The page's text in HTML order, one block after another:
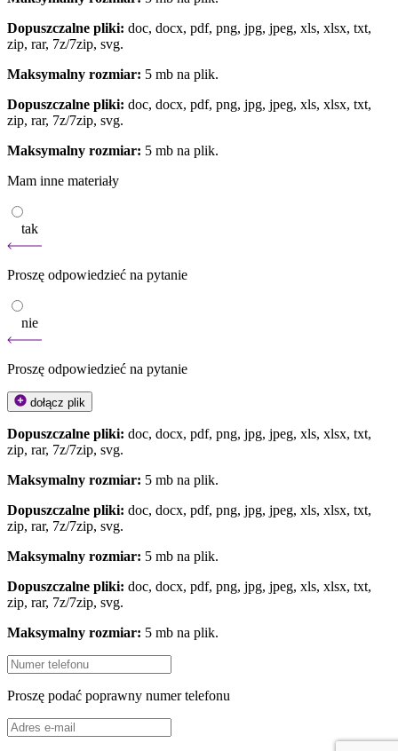
Dopuszczalne pliki: doc, docx, pdf, png, jpg, jpeg, xls, xlsx, txt,
zip, rar, 7z/7zip, svg.
Maksymalny rozmiar: 5 mb na plik.
Dopuszczalne pliki: doc, docx, pdf, png, jpg, jpeg, xls, xlsx, txt,
zip, rar, 7z/7zip, svg.
Maksymalny rozmiar: 5 mb na plik.
Mam inne materiały
tak
Proszę odpowiedzieć na pytanie
nie
Proszę odpowiedzieć na pytanie
dołącz plik
Dopuszczalne pliki: doc, docx, pdf, png, jpg, jpeg, xls, xlsx, txt,
zip, rar, 7z/7zip, svg.
Maksymalny rozmiar: 5 mb na plik.
Dopuszczalne pliki: doc, docx, pdf, png, jpg, jpeg, xls, xlsx, txt,
zip, rar, 7z/7zip, svg.
Maksymalny rozmiar: 5 mb na plik.
Dopuszczalne pliki: doc, docx, pdf, png, jpg, jpeg, xls, xlsx, txt,
zip, rar, 7z/7zip, svg.
Maksymalny rozmiar: 5 mb na plik.
Proszę podać poprawny numer telefonu